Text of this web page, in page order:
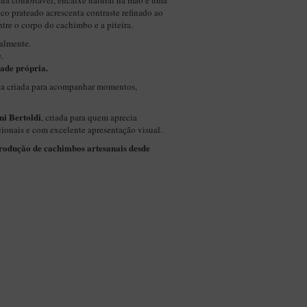
prateado acrescenta contraste refinado ao
o corpo do cachimbo e a piteira.
própria.
criada para acompanhar momentos,
Bertoldi, criada para quem aprecia
e com excelente apresentação visual.
de cachimbos artesanais desde